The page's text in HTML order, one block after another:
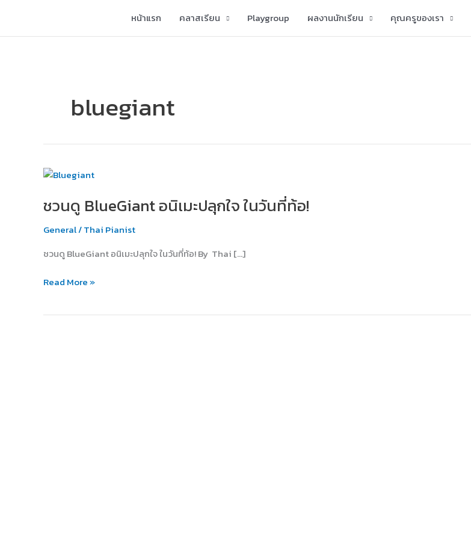
content
หน้าแรก คลาสเรียน Playgroup ผลงานนักเรียน คุณครูของเรา
bluegiant
ชวนดู BlueGiant อนิเมะปลุกใจ ในวันที่ท้อ!
General/Thai Pianist
ชวนดู BlueGiant อนิเมะปลุกใจ ในวันที่ท้อ! By Thai […]
ชวน
BlueGiant
นิ
ปลุกใจ
วัน
ท้อ!
Read More »